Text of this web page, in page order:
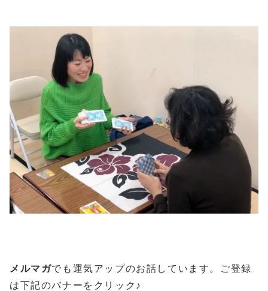
メルマガでも運気アップのお話しています。ご登録
は下記のバナーをクリック♪